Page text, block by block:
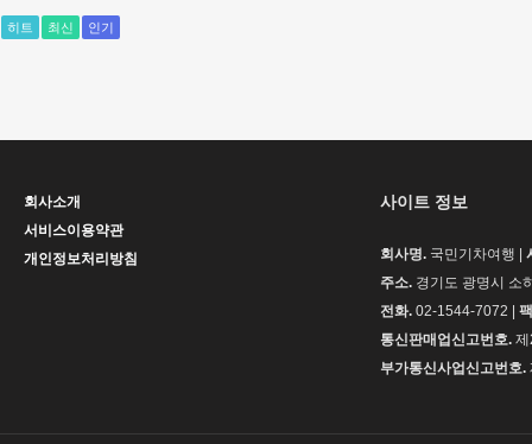
히트 최신 인기
회사소개
서비스이용약관
개인정보처리방침
사이트 정보
회사명. 국민기차여행 |
주소. 경기도 광명시 소
전화. 02-1544-7072 |
통신판매업신고번호.
부가통신사업신고번호.